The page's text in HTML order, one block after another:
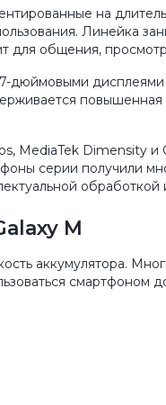
на
Линейка
общения,
дюймовыми
повышенная
MediaTek Dimensity
серии получили
обработкой
M
аккумулятора.
смартфоном